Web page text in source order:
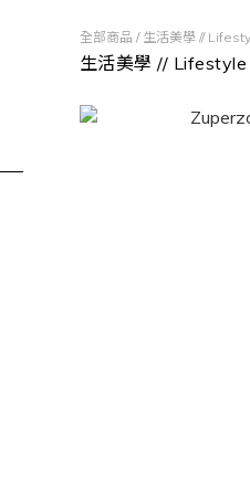
全部商品 / 生活美學 //
生活美學 // Lifestyle